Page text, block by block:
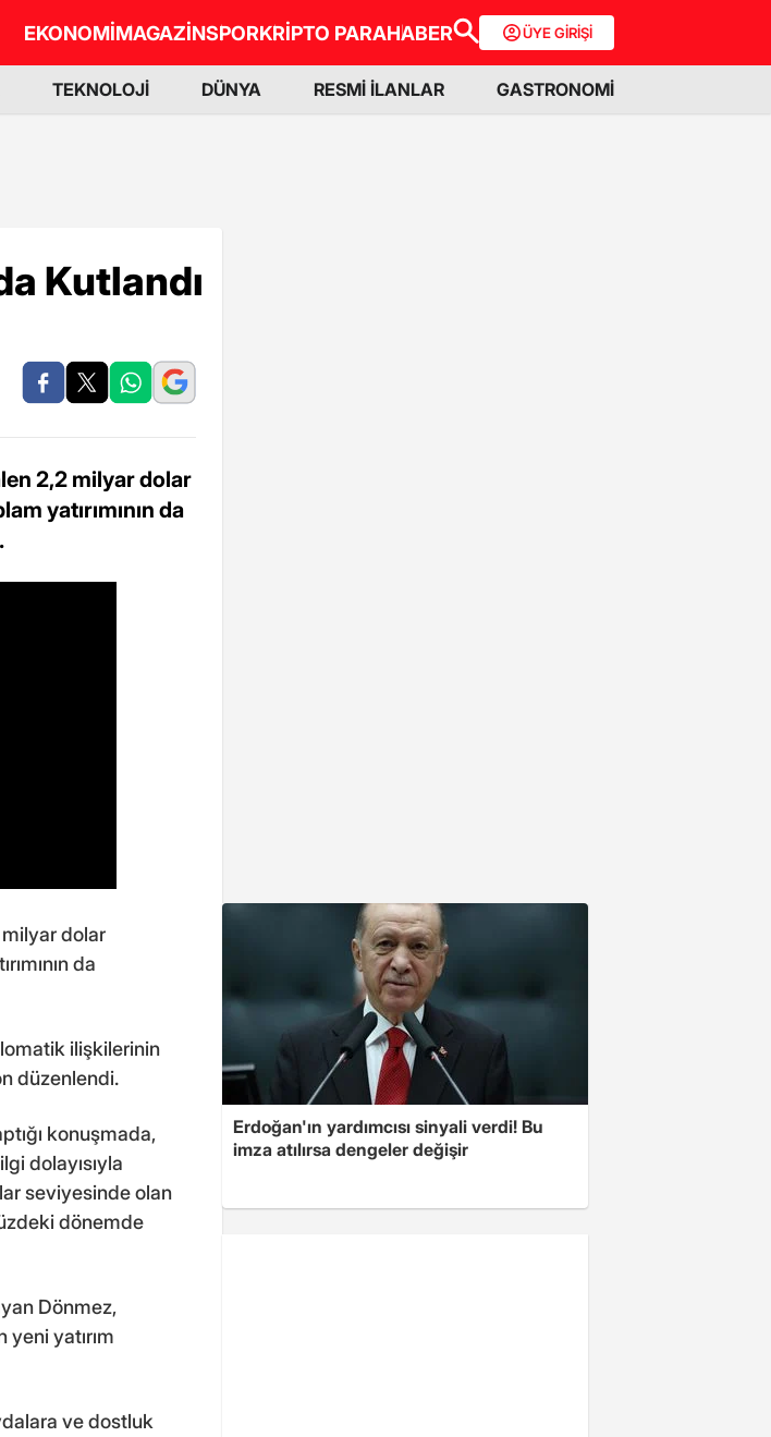
EKONOMİMAGAZİNSPORKRİPTO PARAHABER ÜYE GİRİŞİ
TEKNOLOJİ DÜNYA RESMİ İLANLAR GASTRONOMİ
Kutlandı
2,2 milyar dolar
yatırımının da
milyar dolar
da
ilişkilerinin
düzenlendi.
konuşmada,
dolayısıyla
seviyesinde olan
dönemde
Dönmez,
yatırım
ve dostluk
Erdoğan'ın yardımcısı sinyali verdi! Bu
imza atılırsa dengeler değişir